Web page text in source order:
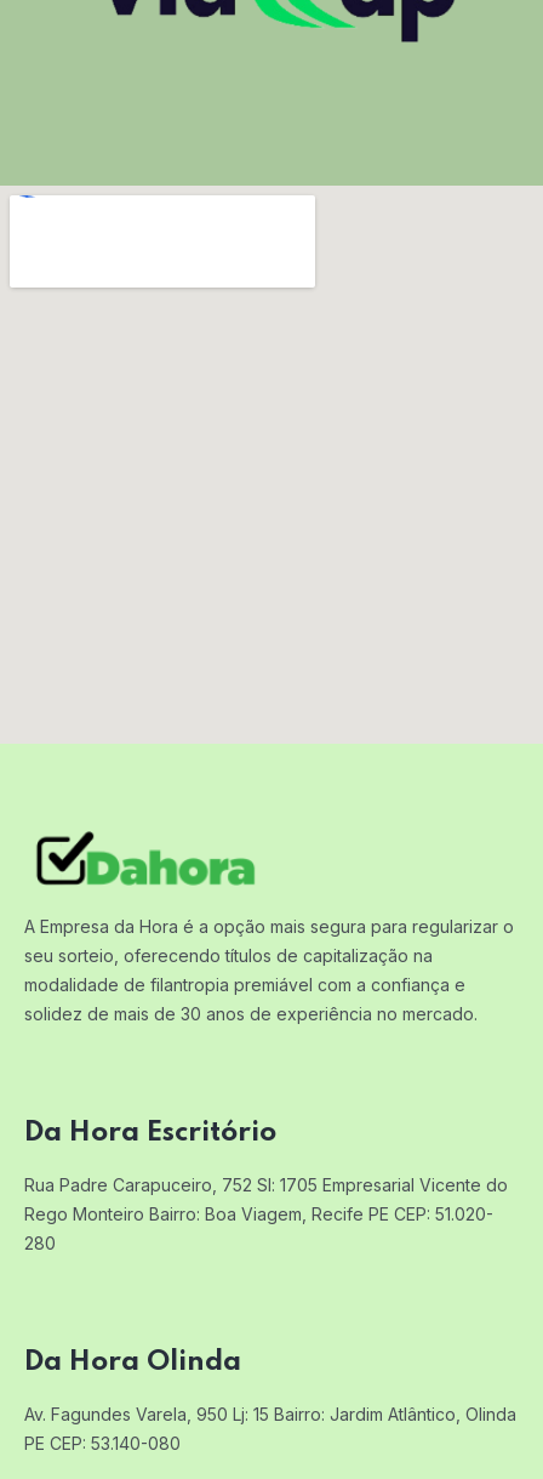
A Empresa da Hora é a opção mais segura para regularizar o
seu sorteio, oferecendo títulos de capitalização na
modalidade de filantropia premiável com a confiança e
solidez de mais de 30 anos de experiência no mercado.
Da Hora Escritório
Rua Padre Carapuceiro, 752 Sl: 1705 Empresarial Vicente do
Rego Monteiro Bairro: Boa Viagem, Recife PE CEP: 51.020-
280
Da Hora Olinda
Av. Fagundes Varela, 950 Lj: 15 Bairro: Jardim Atlântico, Olinda
PE CEP: 53.140-080